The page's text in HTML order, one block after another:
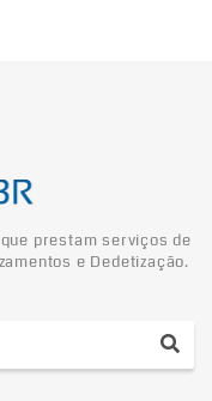
prestam serviços de
e Dedetização.